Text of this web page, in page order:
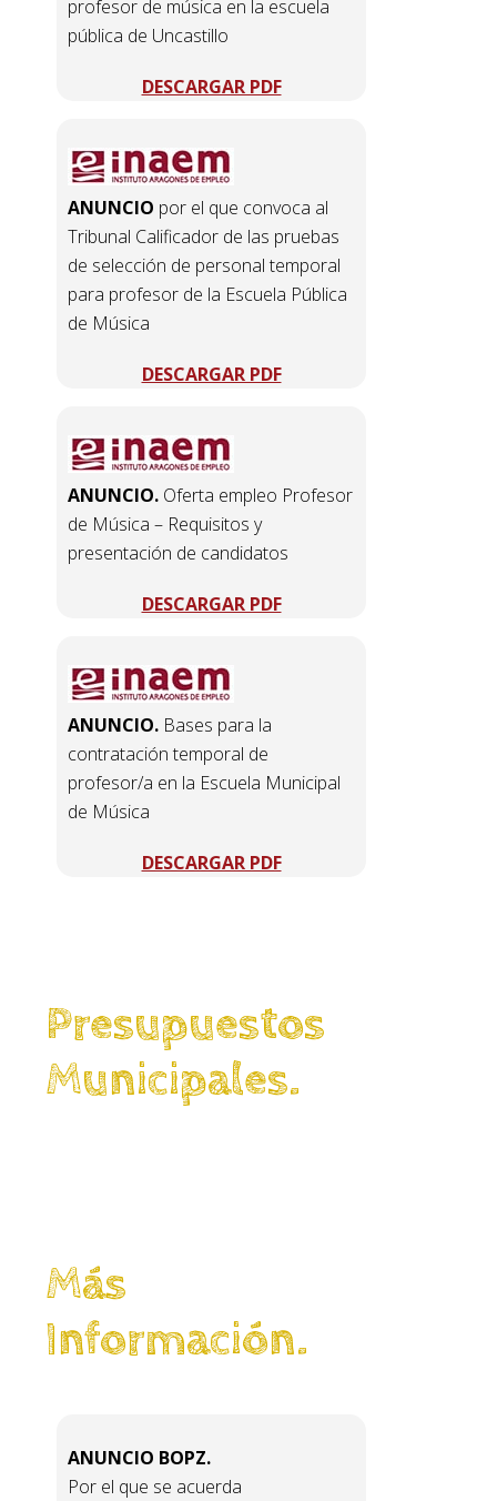
profesor de música en la escuela
pública de Uncastillo
DESCARGAR PDF
ANUNCIO por el que convoca al
Tribunal Calificador de las pruebas
de selección de personal temporal
para profesor de la Escuela Pública
de Música
DESCARGAR PDF
ANUNCIO. Oferta empleo Profesor
de Música – Requisitos y
presentación de candidatos
DESCARGAR PDF
ANUNCIO. Bases para la
contratación temporal de
profesor/a en la Escuela Municipal
de Música
DESCARGAR PDF
Presupuestos
Municipales.
Más
Información.
ANUNCIO BOPZ.
Por el que se acuerda